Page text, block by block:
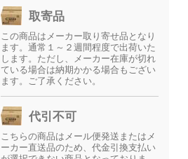
取寄品
この商品はメーカー取り寄せ品となり
ます。通常１～２週間程度で出荷いた
します。ただし、メーカー在庫が切れ
ている場合は納期かかる場合もござい
ます。ご了承ください。
代引不可
こちらの商品はメール便発送またはメ
ーカー直送品のため、代金引換支払い